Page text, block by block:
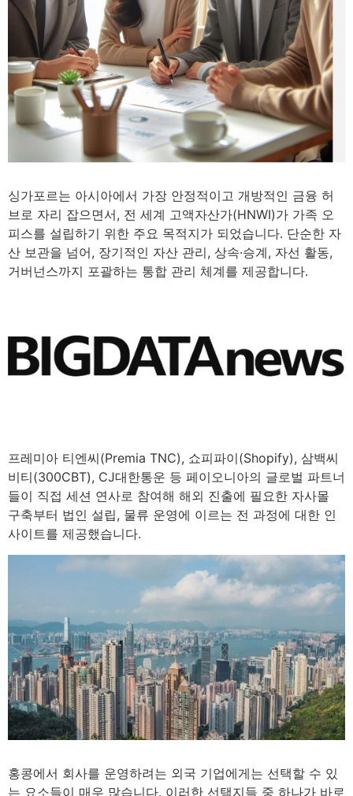
싱가포르는 아시아에서 가장 안정적이고 개방적인 금융 허
브로 자리 잡으면서, 전 세계 고액자산가(HNWI)가 가족 오
피스를 설립하기 위한 주요 목적지가 되었습니다. 단순한 자
산 보관을 넘어, 장기적인 자산 관리, 상속·승계, 자선 활동,
거버넌스까지 포괄하는 통합 관리 체계를 제공합니다.
프레미아 티엔씨(Premia TNC), 쇼피파이(Shopify), 삼백씨
비티(300CBT), CJ대한통운 등 페이오니아의 글로벌 파트너
들이 직접 세션 연사로 참여해 해외 진출에 필요한 자사몰
구축부터 법인 설립, 물류 운영에 이르는 전 과정에 대한 인
사이트를 제공했습니다.
홍콩에서 회사를 운영하려는 외국 기업에게는 선택할 수 있
는 요소들이 매우 많습니다. 이러한 선택지들 중 하나가 바로